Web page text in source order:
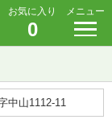
お気に入り
0
メニュー
中山1112-11